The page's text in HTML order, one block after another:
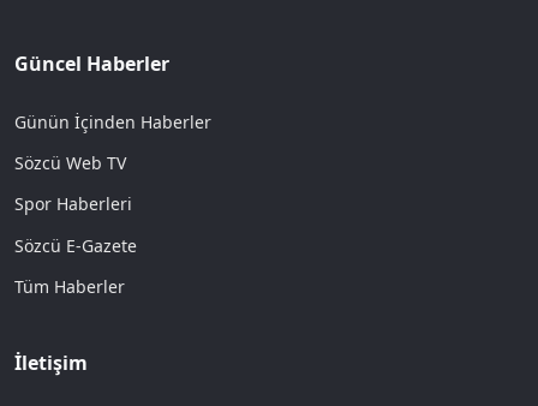
Güncel Haberler
Günün İçinden Haberler
Sözcü Web TV
Spor Haberleri
Sözcü E-Gazete
Tüm Haberler
İletişim